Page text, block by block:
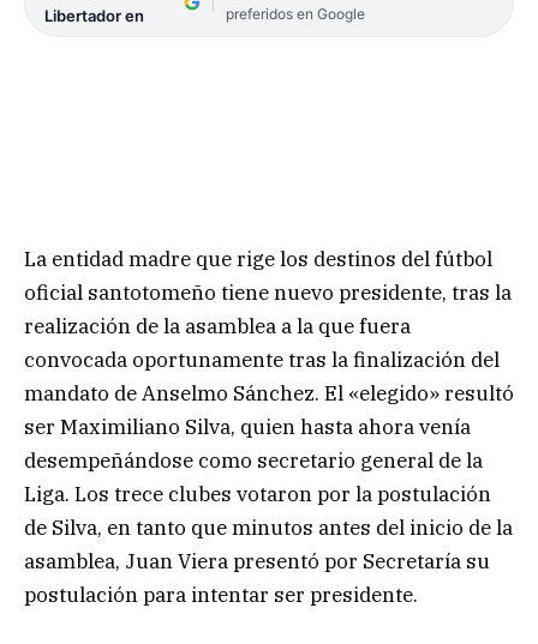
Libertador en
preferidos en Google
La entidad madre que rige los destinos del fútbol
oficial santotomeño tiene nuevo presidente, tras la
realización de la asamblea a la que fuera
convocada oportunamente tras la finalización del
mandato de Anselmo Sánchez. El «elegido» resultó
ser Maximiliano Silva, quien hasta ahora venía
desempeñándose como secretario general de la
Liga. Los trece clubes votaron por la postulación
de Silva, en tanto que minutos antes del inicio de la
asamblea, Juan Viera presentó por Secretaría su
postulación para intentar ser presidente.